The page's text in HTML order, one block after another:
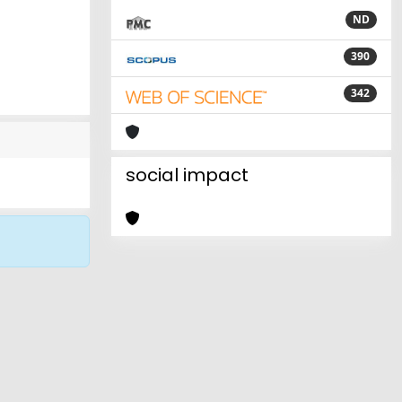
ND
390
342
social impact